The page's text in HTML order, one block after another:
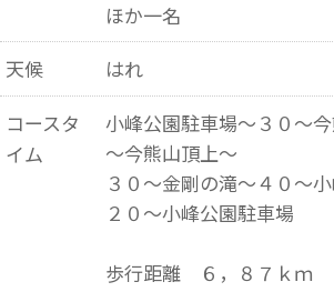
ほか一名
天候
はれ
コースタ
イム
小峰公園駐車場～３０～
～今熊山頂上～
３０～金剛の滝～４０～
２０～小峰公園駐車場
歩行距離 ６，８７ｋｍ